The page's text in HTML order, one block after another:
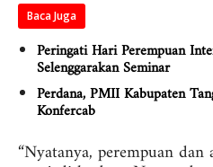
Baca Juga
Peringati Hari Perempuan
Selenggarakan Seminar
Perdana, PMII Kabupaten
Konfercab
“Nyatanya, perempuan